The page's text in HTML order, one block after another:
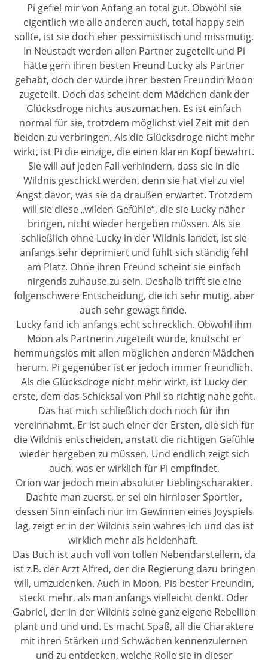
Pi gefiel mir von Anfang an total gut. Obwohl sie
eigentlich wie alle anderen auch, total happy sein
sollte, ist sie doch eher pessimistisch und missmutig.
In Neustadt werden allen Partner zugeteilt und Pi
hätte gern ihren besten Freund Lucky als Partner
gehabt, doch der wurde ihrer besten Freundin Moon
zugeteilt. Doch das scheint dem Mädchen dank der
Glücksdroge nichts auszumachen. Es ist einfach
normal für sie, trotzdem möglichst viel Zeit mit den
beiden zu verbringen. Als die Glücksdroge nicht mehr
wirkt, ist Pi die einzige, die einen klaren Kopf bewahrt.
Sie will auf jeden Fall verhindern, dass sie in die
Wildnis geschickt werden, denn sie hat viel zu viel
Angst davor, was sie da draußen erwartet. Trotzdem
will sie diese „wilden Gefühle“, die sie Lucky näher
bringen, nicht wieder hergeben müssen. Als sie
schließlich ohne Lucky in der Wildnis landet, ist sie
anfangs sehr deprimiert und fühlt sich ständig fehl
am Platz. Ohne ihren Freund scheint sie einfach
nirgends zuhause zu sein. Deshalb trifft sie eine
folgenschwere Entscheidung, die ich sehr mutig, aber
auch sehr gewagt finde.
Lucky fand ich anfangs echt schrecklich. Obwohl ihm
Moon als Partnerin zugeteilt wurde, knutscht er
hemmungslos mit allen möglichen anderen Mädchen
herum. Pi gegenüber ist er jedoch immer freundlich.
Als die Glücksdroge nicht mehr wirkt, ist Lucky der
erste, dem das Schicksal von Phil so richtig nahe geht.
Das hat mich schließlich doch noch für ihn
vereinnahmt. Er ist auch einer der Ersten, die sich für
die Wildnis entscheiden, anstatt die richtigen Gefühle
wieder hergeben zu müssen. Und endlich zeigt sich
auch, was er wirklich für Pi empfindet.
Orion war jedoch mein absoluter Lieblingscharakter.
Dachte man zuerst, er sei ein hirnloser Sportler,
dessen Sinn einfach nur im Gewinnen eines Joyspiels
lag, zeigt er in der Wildnis sein wahres Ich und das ist
wirklich mehr als heldenhaft.
Das Buch ist auch voll von tollen Nebendarstellern, da
ist z.B. der Arzt Alfred, der die Regierung dazu bringen
will, umzudenken. Auch in Moon, Pis bester Freundin,
steckt mehr, als man anfangs vielleicht denkt. Oder
Gabriel, der in der Wildnis seine ganz eigene Rebellion
plant und und und. Es macht Spaß, all die Charaktere
mit ihren Stärken und Schwächen kennenzulernen
und zu entdecken, welche Rolle sie in dieser